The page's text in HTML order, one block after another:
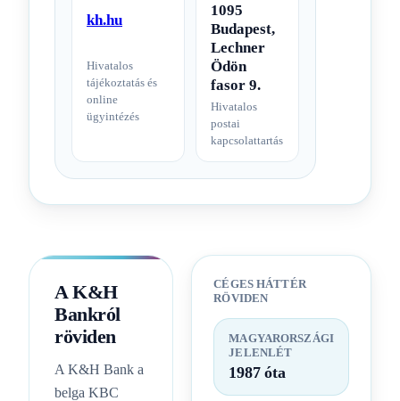
kh.hu
Hivatalos
tájékoztatás és
online
ügyintézés
1095
Budapest,
Lechner
Ödön
fasor 9.
Hivatalos
postai
kapcsolattartás
A K&H
Bankról
röviden
A K&H Bank a
belga KBC
CÉGES HÁTTÉR
RÖVIDEN
MAGYARORSZÁGI
JELENLÉT
1987 óta